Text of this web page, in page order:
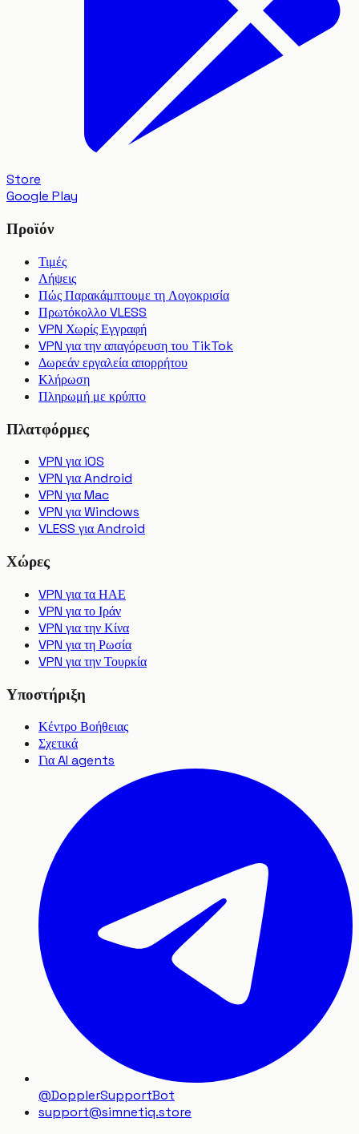
Store
Google Play
Προϊόν
Τιμές
Λήψεις
Πώς Παρακάμπτουμε τη Λογοκρισία
Πρωτόκολλο VLESS
VPN Χωρίς Εγγραφή
VPN για την απαγόρευση του TikTok
Δωρεάν εργαλεία απορρήτου
Κλήρωση
Πληρωμή με κρύπτο
Πλατφόρμες
VPN για iOS
VPN για Android
VPN για Mac
VPN για Windows
VLESS για Android
Χώρες
VPN για τα ΗΑΕ
VPN για το Ιράν
VPN για την Κίνα
VPN για τη Ρωσία
VPN για την Τουρκία
Υποστήριξη
Κέντρο Βοήθειας
Σχετικά
Για AI agents
@DopplerSupportBot
support@simnetiq.store